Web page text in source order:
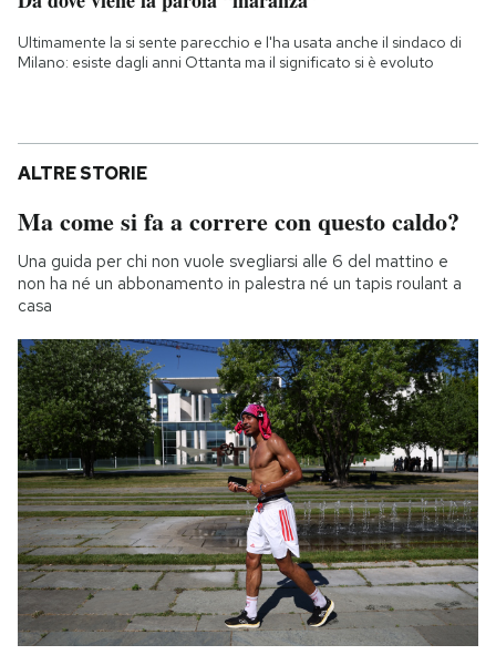
Ultimamente la si sente parecchio e l'ha usata anche il sindaco di
Milano: esiste dagli anni Ottanta ma il significato si è evoluto
ALTRE STORIE
Ma come si fa a correre con questo caldo?
Una guida per chi non vuole svegliarsi alle 6 del mattino e
non ha né un abbonamento in palestra né un tapis roulant a
casa